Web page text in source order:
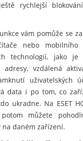
rychlejší
vám pomůže se
nebo mobilního
technologií, jako je
vzdálená
uživatelských
data i po tom, co
ukradne. Na ESET
můžete
daném zařízení.